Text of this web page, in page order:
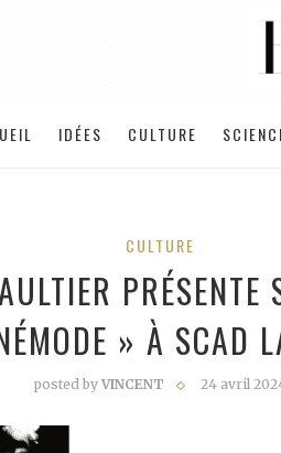
IDÉES CULTURE
CULTURE
PRÉSENTE
» À SCAD
posted byVINCENT 24 avril